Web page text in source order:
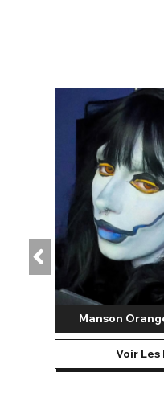
Manson
Voir